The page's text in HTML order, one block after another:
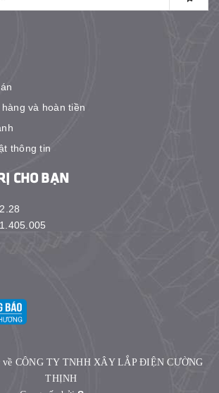
và hoàn tiền
thông tin
CHO BẠN
về CÔNG TY TNHH XÂY LẮP ĐIỆN CƯỜNG
THỊNH